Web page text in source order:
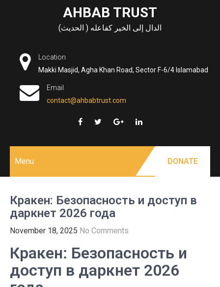
AHBAB TRUST
الدال إلى الخير كفاعله ( الحديث)
Location
Makki Masjid, Agha Khan Road, Sector F-6/4 Islamabad
Email
contact@ahbabtrust.com
Menu DONATE
Кракен: Безопасность и доступ в
даркнет 2026 года
November 18, 2025 No Comments
Кракен: Безопасность и
доступ в даркнет 2026